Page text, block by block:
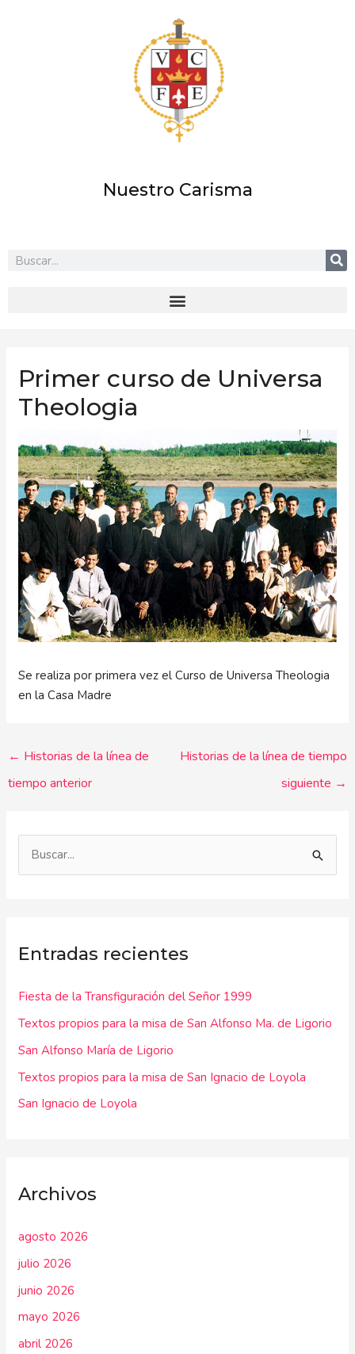
Nuestro Carisma
Primer curso de Universa
Theologia
Se realiza por primera vez el Curso de Universa Theologia
en la Casa Madre
← Historias de la línea de
tiempo anterior
Historias de la línea de tiempo
siguiente →
a
p
o
r
:
Entradas recientes
Fiesta de la Transfiguración del Señor 1999
Textos propios para la misa de San Alfonso Ma. de Ligorio
San Alfonso María de Ligorio
Textos propios para la misa de San Ignacio de Loyola
San Ignacio de Loyola
Archivos
agosto 2026
julio 2026
junio 2026
mayo 2026
abril 2026